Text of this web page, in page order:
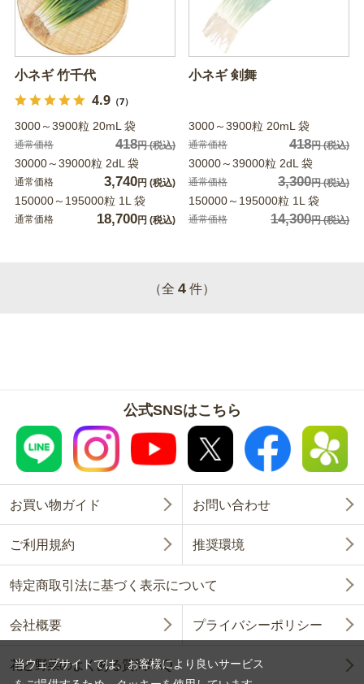
小ネギ 竹千代
4.9（7）
3000～3900粒 20mL 袋
通常価格 418円(税込)
30000～39000粒 2dL 袋
通常価格 3,740円 (税込)
150000～195000粒 1L 袋
通常価格 18,700円 (税込)
小ネギ 剣舞
3000～3900粒 20mL 袋
通常価格 418円(税込)
30000～39000粒 2dL 袋
通常価格 3,300円(税込)
150000～195000粒 1L 袋
通常価格 14,300円(税込)
（全 4 件）
公式SNSはこちら
お買い物ガイド お問い合わせ
ご利用規約 推奨環境
特定商取引法に基づく表示について
会社概要 プライバシーポリシー
花と野菜のよくある質問FAQ
当ウェブサイトでは、お客様により良いサービス